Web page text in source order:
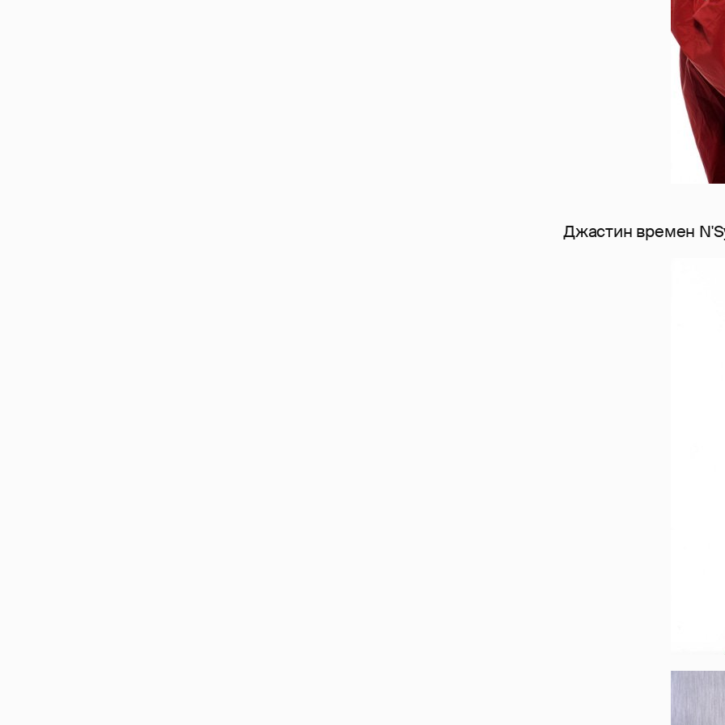
Джастин времен